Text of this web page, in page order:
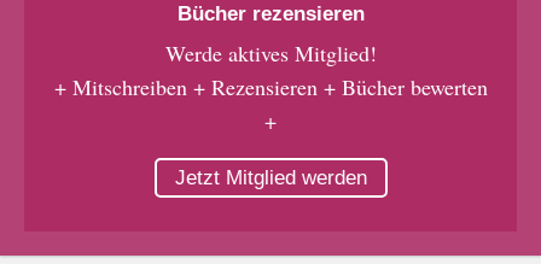
Bücher rezensieren
Werde aktives Mitglied!
+ Mitschreiben + Rezensieren + Bücher bewerten
+
Jetzt Mitglied werden